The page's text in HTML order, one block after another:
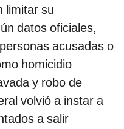
limitar su
datos oficiales,
acusadas o
homicidio
y robo de
volvió a instar a
a salir